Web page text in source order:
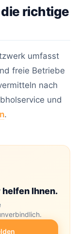
richtige
umfasst
freie Betriebe
nach
und
.
Ihnen.